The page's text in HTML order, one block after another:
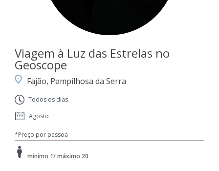
Viagem à Luz das Estrelas no
Geoscope
Fajão, Pampilhosa da Serra
Todos os dias
Agosto
*Preço por pessoa
mínimo 1/ máximo 20